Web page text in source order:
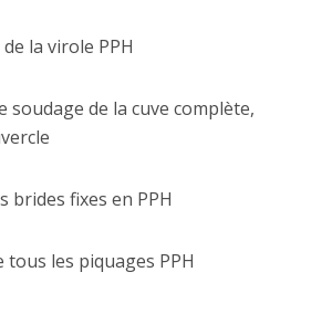
la virole PPH
soudage de la cuve complète,
brides fixes en PPH
tous les piquages PPH